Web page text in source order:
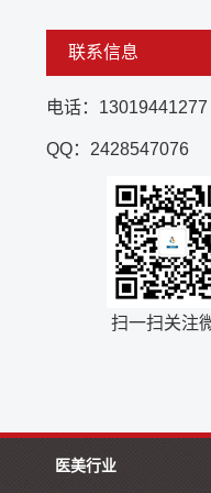
联系信息
电话：13019441277
QQ：2428547076
扫一扫关注
医美行业